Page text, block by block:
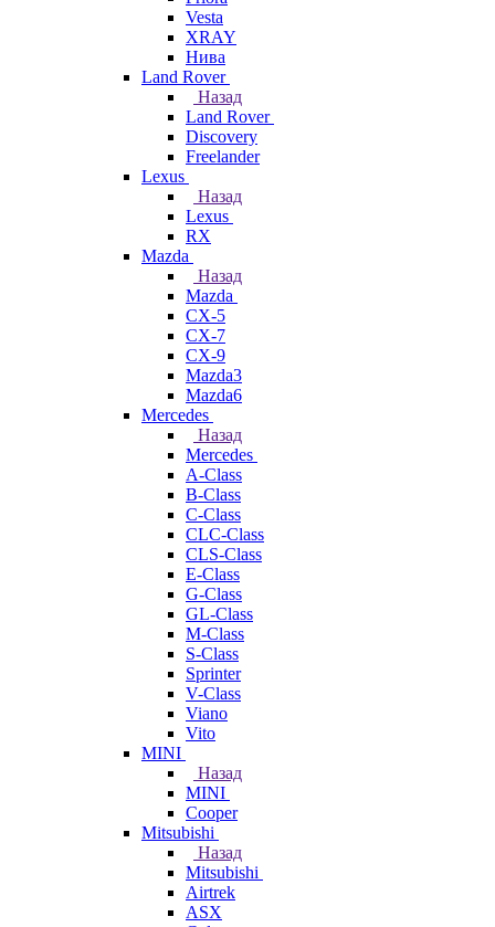
Vesta
XRAY
Нива
Land Rover
Назад
Land Rover
Discovery
Freelander
Lexus
Назад
Lexus
RX
Mazda
Назад
Mazda
CX-5
CX-7
CX-9
Mazda3
Mazda6
Mercedes
Назад
Mercedes
A-Class
B-Class
C-Class
CLC-Class
CLS-Class
E-Class
G-Class
GL-Class
M-Class
S-Class
Sprinter
V-Class
Viano
Vito
MINI
Назад
MINI
Cooper
Mitsubishi
Назад
Mitsubishi
Airtrek
ASX